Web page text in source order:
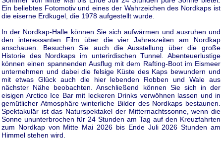
Ein beliebtes Fotomotiv und eines der Wahrzeichen des Nordkaps ist
die eiserne Erdkugel, die 1978 aufgestellt wurde.
In der Nordkap-Halle können Sie sich aufwärmen und ausruhen und
den interessanten Film über die vier Jahreszeiten am Nordkap
anschauen. Besuchen Sie auch die Ausstellung über die große
Historie des Nordkaps im unterirdischen Tunnel. Abenteuerlustige
können einen spannenden Ausflug mit dem Rafting-Boot im Eismeer
unternehmen und dabei die felsige Küste des Kaps bewundern und
mit etwas Glück auch die hier lebenden Robben und Wale aus
nächster Nähe beobachten. Anschließend können Sie sich in der
eisigen Arctico Ice Bar mit leckeren Drinks verwöhnen lassen und in
gemütlicher Atmosphäre winterliche Bilder des Nordkaps bestaunen.
Spektakulär ist das Naturspektakel der Mitternachtssonne, wenn die
Sonne ununterbrochen für 24 Stunden am Tag auf den Kreuzfahrten
zum Nordkap von Mitte Mai 2026 bis Ende Juli 2026 Stunden am
Himmel stehen wird.